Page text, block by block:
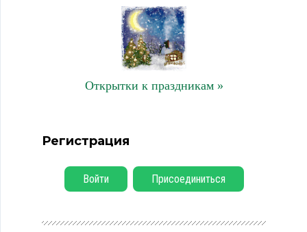
Открытки к праздникам »
Регистрация
Войти Присоединиться